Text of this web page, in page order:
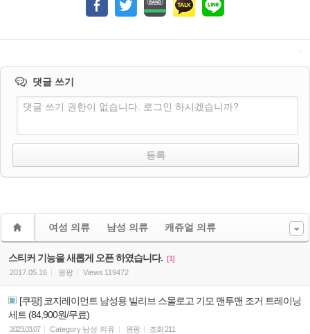
댓글 쓰기
댓글 쓰기 권한이 없습니다. 로그인 하시겠습니까?
여성 의류 남성 의류 캐쥬얼 의류
스티커 기능을 새롭게 오픈 하였습니다. [1]
2017.05.16
원팡 Views 119472
[쿠팡] 코지레이먼트 남성용 빌리브 스몰로고 기모 맨투맨 조거 트레이닝
세트 (84,900원/무료)
2023.03.07 Category 남성 의류 원팡 조회 211